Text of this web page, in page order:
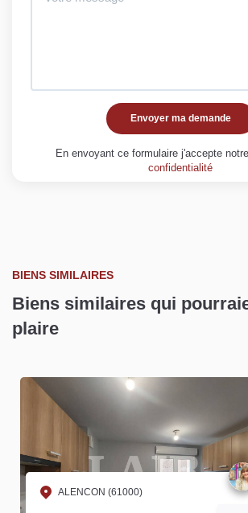
Envoyer ma demande
En envoyant ce formulaire j'accepte notre
confidentialité
BIENS SIMILAIRES
Biens similaires qui
plaire
ALENCON (61000)